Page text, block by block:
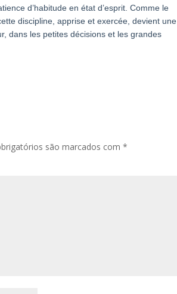
d’habitude en état d’esprit. Comme le
discipline, apprise et exercée, devient une
dans les petites décisions et les grandes
são marcados com*